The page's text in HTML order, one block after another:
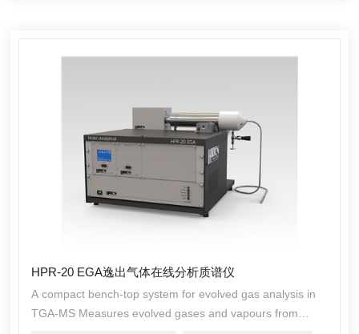
HPR-20 EGA逸出气体在线分析质谱仪
A compact bench-top system for evolved gas analysis in
TGA-MS Measures evolved gases and vapours from